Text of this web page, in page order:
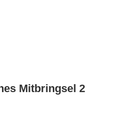
Mitbringsel 2